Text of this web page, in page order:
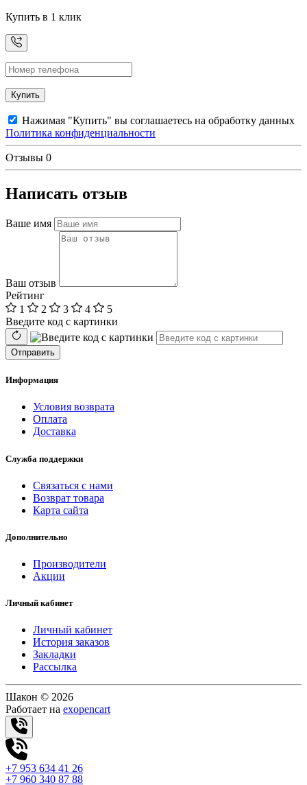
Купить в 1 клик
Купить
Нажимая "Купить" вы соглашаетесь на обработку данных
Политика конфиденциальности
Отзывы 0
Написать отзыв
Ваше имя
Ваш отзыв
Рейтинг
1
2 3 4
5
Введите код с картинки
Отправить
Информация
Условия возврата
Оплата
Доставка
Служба поддержки
Связаться с нами
Возврат товара
Карта сайта
Дополнительно
Производители
Акции
Личный кабинет
Личный кабинет
История заказов
Закладки
Рассылка
Шакон © 2026
Работает на exopencart
+7 953 634 41 26
+7 960 340 87 88